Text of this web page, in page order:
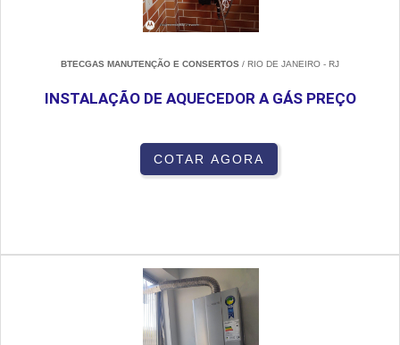
BTECGAS MANUTENÇÃO E CONSERTOS / RIO DE JANEIRO - RJ
INSTALAÇÃO DE AQUECEDOR A GÁS PREÇO
COTAR AGORA